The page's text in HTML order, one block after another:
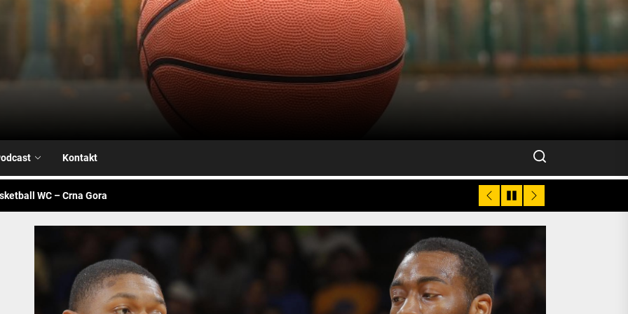
Airball.me
Kontakt
WC – Avengers
WC – Crna Gora
WC – Canada
WC – Avengers